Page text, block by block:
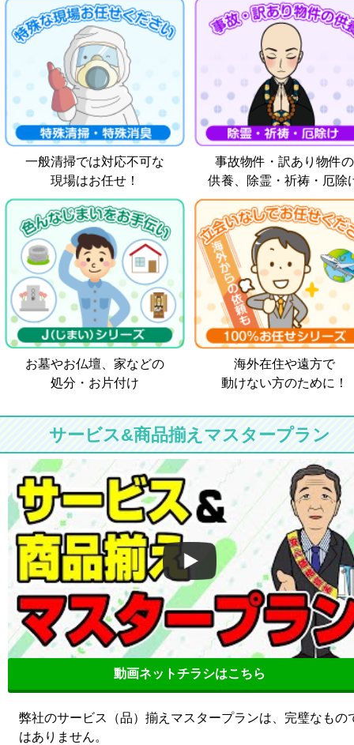
一般清掃では対応不可な
現場はお任せ！
事故物件・訳あり物件の
供養、除霊・祈祷・厄除
お墓やお仏壇、家などの
処分・お片付け
海外在住や遠方で
動けない方のために！
サービス&商品揃えマスタープラン
動画ネットチラシはこちら
弊社のサービス（品）揃えマスタープランは、完璧なもの
はありません。